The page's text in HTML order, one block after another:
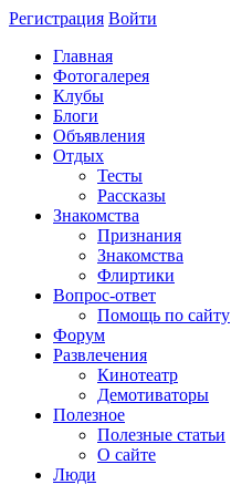
Регистрация Войти
Главная
Фотогалерея
Клубы
Блоги
Объявления
Отдых
Тесты
Рассказы
Знакомства
Признания
Знакомства
Флиртики
Вопрос-ответ
Помощь по сайту
Форум
Развлечения
Кинотеатр
Демотиваторы
Полезное
Полезные статьи
О сайте
Люди